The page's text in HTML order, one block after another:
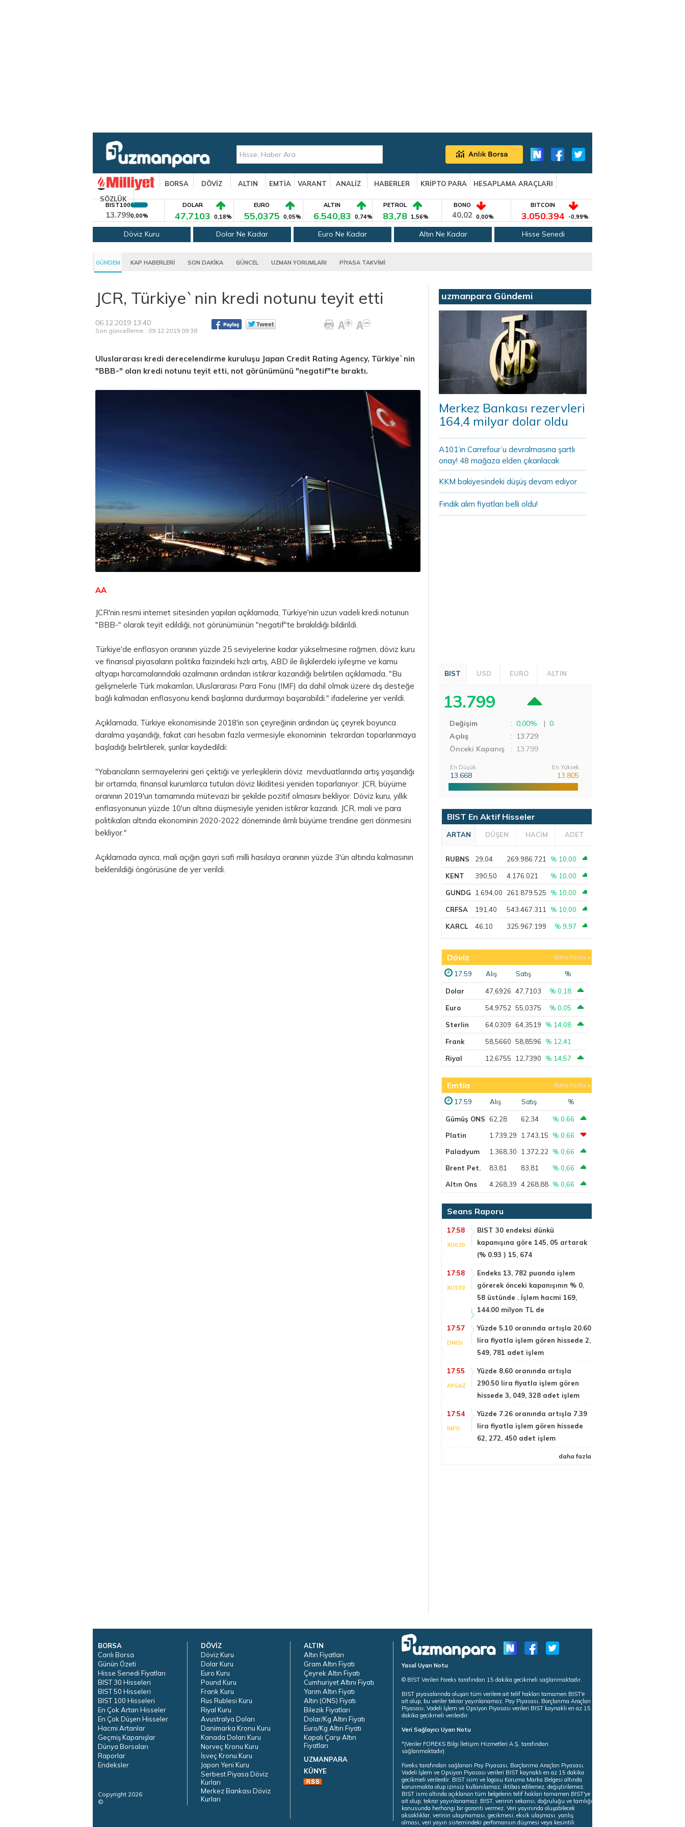
BORSA DÖVİZ ALTIN EMTİA VARANT ANALİZ HABERLER KRİPTO PARA
HESAPLAMA ARAÇLARI
SÖZLÜK
BIST100
13.7990,00%
DOLAR
47,7103 0,18%
EURO
55,0375 0,05%
ALTIN
6.540,83 0,74%
PETROL
83,78 1,56%
BONO
40,02 0,00%
BITCOIN
3.050.394 -0,99%
Döviz Kuru Dolar Ne Kadar Euro Ne Kadar Altın Ne Kadar Hisse Senedi
GÜNDEM KAP HABERLERİ SON DAKİKA GÜNCEL UZMAN YORUMLARI PİYASA TAKVİMİ
JCR, Türkiye`nin kredi notunu teyit etti
06.12.2019 13:40
Son güncelleme : 09.12.2019 09:38
Uluslararası kredi derecelendirme kuruluşu Japan Credit Rating Agency, Türkiye`nin
"BBB-" olan kredi notunu teyit etti, not görünümünü "negatif"te bıraktı.
AA
JCR'nin resmi internet sitesinden yapılan açıklamada, Türkiye'nin uzun vadeli kredi notunun
"BBB-" olarak teyit edildiği, not görünümünün "negatif"te bırakıldığı bildirildi.
Türkiye'de enflasyon oranının yüzde 25 seviyelerine kadar yükselmesine rağmen, döviz kuru
ve finansal piyasaların politika faizindeki hızlı artış, ABD ile ilişkilerdeki iyileşme ve kamu
altyapı harcamalarındaki azalmanın ardından istikrar kazandığı belirtilen açıklamada, "Bu
gelişmelerle Türk makamları, Uluslararası Para Fonu (IMF) da dahil olmak üzere dış desteğe
bağlı kalmadan enflasyonu kendi başlarına durdurmayı başarabildi." ifadelerine yer verildi.
Açıklamada, Türkiye ekonomisinde 2018'in son çeyreğinin ardından üç çeyrek boyunca
daralma yaşandığı, fakat cari hesabın fazla vermesiyle ekonominin tekrardan toparlanmaya
başladığı belirtilerek, şunlar kaydedildi:
"Yabancıların sermayelerini geri çektiği ve yerleşiklerin döviz mevduatlarında artış yaşandığı
bir ortamda, finansal kurumlarca tutulan döviz likiditesi yeniden toparlanıyor. JCR, büyüme
oranının 2019'un tamamında mütevazi bir şekilde pozitif olmasını bekliyor. Döviz kuru, yıllık
enflasyonunun yüzde 10'un altına düşmesiyle yeniden istikrar kazandı. JCR, mali ve para
politikaları altında ekonominin 2020-2022 döneminde ılımlı büyüme trendine geri dönmesini
bekliyor."
Açıklamada ayrıca, mali açığın gayri safi milli hasılaya oranının yüzde 3'ün altında kalmasının
beklenildiği öngörüsüne de yer verildi.
uzmanpara Gündemi
Merkez Bankası rezervleri
164,4 milyar dolar oldu
A101’in Carrefour’u devralmasına şartlı
onay! 48 mağaza elden çıkarılacak
KKM bakiyesindeki düşüş devam ediyor
Fındık alım fiyatları belli oldu!
BIST USD EURO ALTIN
13.799
Değişim : 0,00% | 0
Açılış
: 13.729
Önceki Kapanış
: 13.799
En Düşük
13.668
En Yüksek
13.805
BIST En Aktif Hisseler
ARTAN DÜŞEN HACİM ADET
RUBNS 29,04 269.986.721 % 10,00
KENT 390,50 4.176.021 % 10,00
GUNDG 1.694,00 261.879.525 % 10,00
CRFSA 191,40 543.467.311 % 10,00
KARCL 46,10 325.967.199 % 9,97
Döviz daha fazla
17:59 Alış Satış %
Dolar 47,6926 47,7103 % 0,18
Euro 54,9752 55,0375 % 0,05
Sterlin 64,0309 64,3519 % 14,08
Frank 58,5660 58,8596 % 12,41
Riyal 12,6755 12,7390 % 14,57
Emtia daha fazla
17:59 Alış Satış %
Gümüş ONS 62,28 62,34
% 0,66
Platin
1.739,29 1.743,15
% 0,66
Paladyum
1.368,30 1.372,22
% 0,66
Brent Pet.
83,81 83,81
% 0,66
Altın Ons
4.268,39 4.268,88 % 0,66
Seans Raporu
17:58
XU030
BIST 30 endeksi dünkü
kapanışına göre 145, 05 artarak
(% 0.93 ) 15, 674
17:58
XU100
Endeks 13, 782 puanda işlem
görerek önceki kapanışının % 0,
58 üstünde . İşlem hacmi 169,
144.00 milyon TL de
17:57
DNISI
Yüzde 5.10 oranında artışla 20.60
lira fiyatla işlem gören hissede 2,
549, 781 adet işlem
17:55
AYGAZ
Yüzde 8.60 oranında artışla
290.50 lira fiyatla işlem gören
hissede 3, 049, 328 adet işlem
17:54
INFO
Yüzde 7.26 oranında artışla 7.39
lira fiyatla işlem gören hissede
62, 272, 450 adet işlem
daha fazla
BORSA
Canlı Borsa
Günün Özeti
Hisse Senedi Fiyatları
BIST 30 Hisseleri
BIST 50 Hisseleri
BIST 100 Hisseleri
En Çok Artan Hisseler
En Çok Düşen Hisseler
Hacmi Artanlar
Geçmiş Kapanışlar
Dünya Borsaları
Raporlar
Endeksler
Copyright 2026
©
DÖVİZ
Döviz Kuru
Dolar Kuru
Euro Kuru
Pound Kuru
Frank Kuru
Rus Rublesi Kuru
Riyal Kuru
Avustralya Doları
Danimarka Kronu Kuru
Kanada Doları Kuru
Norveç Kronu Kuru
İsveç Kronu Kuru
Japon Yeni Kuru
Serbest Piyasa Döviz
Kurları
Merkez Bankası Döviz
Kurları
ALTIN
Altın Fiyatları
Gram Altın Fiyatı
Çeyrek Altın Fiyatı
Cumhuriyet Altını Fiyatı
Yarım Altın Fiyatı
Altın (ONS) Fiyatı
Bilezik Fiyatları
Dolar/Kg Altın Fiyatı
Euro/Kg Altın Fiyatı
Kapalı Çarşı Altın
Fiyatları
UZMANPARA
KÜNYE
Yasal Uyarı Notu
© BİST Verileri Foreks tarafından 15 dakika gecikmeli sağlanmaktadır.
BIST piyasalarında oluşan tüm verilere ait telif hakları tamamen BIST'e
ait olup, bu veriler tekrar yayınlanamaz. Pay Piyasası, Borçlanma Araçları
Piyasası, Vadeli İşlem ve Opsiyon Piyasası verileri BIST kaynaklı en az 15
dakika gecikmeli verilerdir.
Veri Sağlayıcı Uyarı Notu
*(Veriler FOREKS Bilgi İletişim Hizmetleri A.Ş. tarafından
sağlanmaktadır)
Foreks tarafından sağlanan Pay Piyasası, Borçlanma Araçları Piyasası,
Vadeli İşlem ve Opsiyon Piyasası verileri BIST kaynaklı en az 15 dakika
gecikmeli verilerdir. BIST isim ve logosu Koruma Marka Belgesi altında
korunmakta olup izinsiz kullanılamaz, iktibas edilemez, değiştirilemez.
BIST ismi altında açıklanan tüm belgelerin telif hakları tamamen BIST'ye
ait olup, tekrar yayınlanamaz. BIST, verinin sekansı, doğruluğu ve tamlığı
konusunda herhangi bir garanti vermez. Veri yayınında oluşabilecek
aksaklıklar, verinin ulaşmaması, gecikmesi, eksik ulaşması, yanlış
olması, veri yayın sistemindeki perfomansın düşmesi veya kesintili